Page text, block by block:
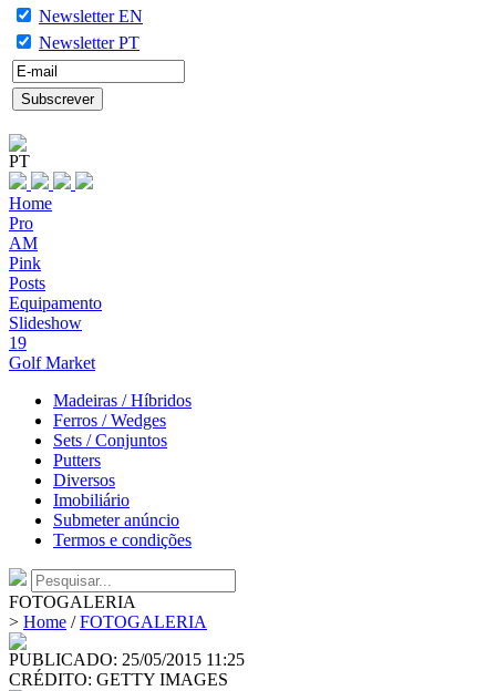
Newsletter EN
Newsletter PT
PT
Home
Pro
AM
Pink
Posts
Equipamento
Slideshow
19
Golf Market
Madeiras / Híbridos
Ferros / Wedges
Sets / Conjuntos
Putters
Diversos
Imobiliário
Submeter anúncio
Termos e condições
FOTOGALERIA
> Home /FOTOGALERIA
PUBLICADO: 25/05/2015 11:25
CRÉDITO: GETTY IMAGES